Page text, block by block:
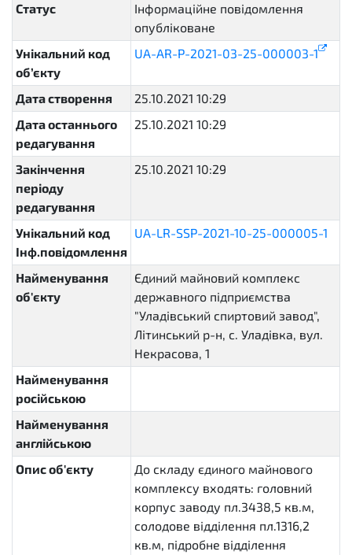
Статус
Інформаційне повідомлення
опубліковане
Унікальний код
об’єкту
UA-AR-P-2021-03-25-000003-1
Дата створення
25.10.2021 10:29
Дата останнього
редагування
25.10.2021 10:29
Закінчення
періоду
редагування
25.10.2021 10:29
Унікальний код
Інф.повідомлення
UA-LR-SSP-2021-10-25-000005-1
Найменування
об'єкту
Єдиний майновий комплекс
державного підприємства
"Уладівський спиртовий завод",
Літинський р-н, с. Уладівка, вул.
Некрасова, 1
Найменування
російською
Найменування
англійською
Опис об'єкту
До складу єдиного майнового
комплексу входять: головний
корпус заводу пл.3438,5 кв.м,
солодове відділення пл.1316,2
кв.м, підробне відділення